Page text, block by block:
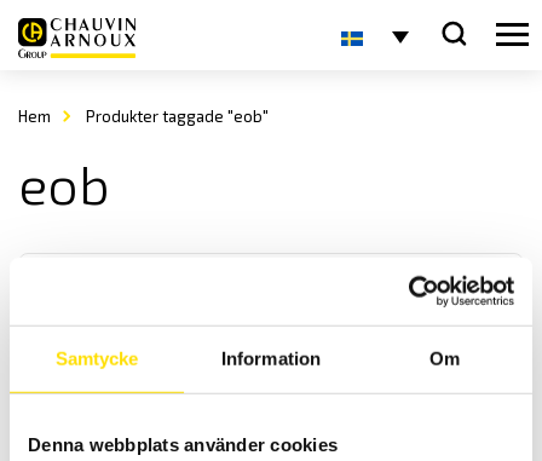
Samtycke Information Om
Denna webbplats använder cookies
Hem Produkter taggade "eob"
eob
KERN EOB Plattformsvåg